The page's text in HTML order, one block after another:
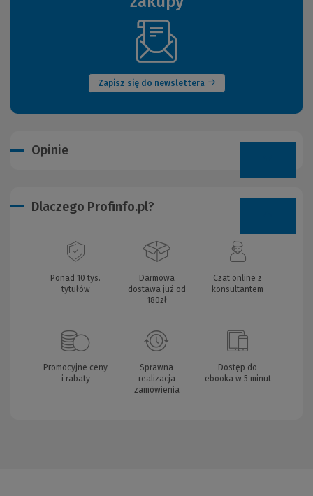
Zapisz się do newslettera
(Nowe
okno)
Opinie
Dlaczego Profinfo.pl?
Ponad 10 tys.
tytułów
Darmowa
dostawa już od
180zł
Czat online z
konsultantem
Promocyjne ceny
i rabaty
Sprawna
realizacja
zamówienia
Dostęp do
ebooka w 5 minut